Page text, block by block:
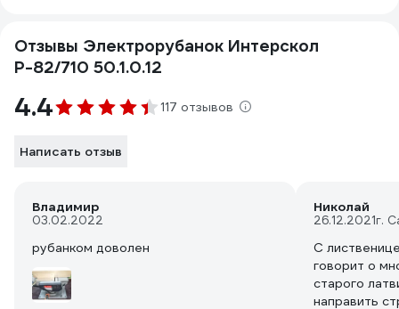
Отзывы Электрорубанок Интерскол
Р-82/710 50.1.0.12
4.4 117 отзывов
Написать отзыв
Владимир
03.02.2022
рубанком доволен
Николай
26.12.2021г.
С
говорит о
старого
направить